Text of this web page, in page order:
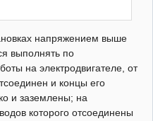
напряжением выше
выполнять по
на электродвигателе, от
и концы его
и заземлены; на
которого отсоединены